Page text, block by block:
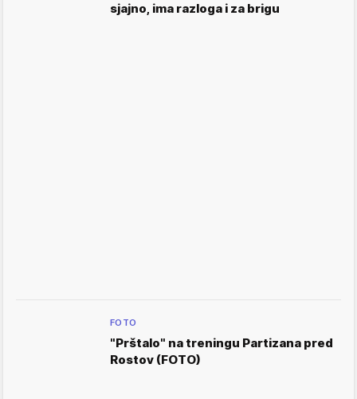
sjajno, ima razloga i za brigu
FOTO
"Prštalo" na treningu Partizana pred
Rostov (FOTO)